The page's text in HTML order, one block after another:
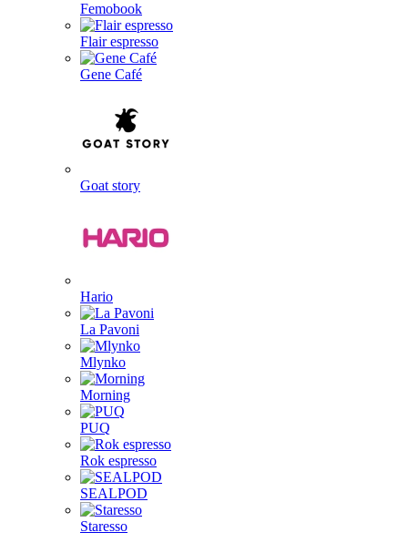
Femobook
Flair espresso
Gene Café
Goat story
Hario
La Pavoni
Mlynko
Morning
PUQ
Rok espresso
SEALPOD
Staresso